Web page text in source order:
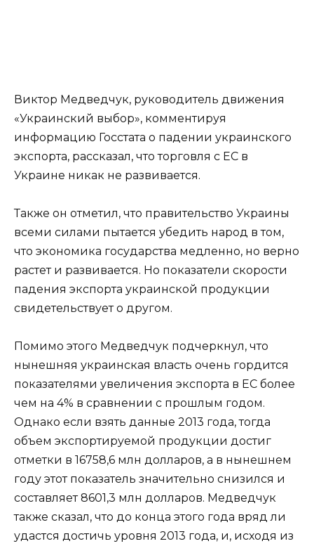
Виктор Медведчук, руководитель движения
«Украинский выбор», комментируя
информацию Госстата о падении украинского
экспорта, рассказал, что торговля с ЕС в
Украине никак не развивается.
Также он отметил, что правительство Украины
всеми силами пытается убедить народ в том,
что экономика государства медленно, но верно
растет и развивается. Но показатели скорости
падения экспорта украинской продукции
свидетельствует о другом.
Помимо этого Медведчук подчеркнул, что
нынешняя украинская власть очень гордится
показателями увеличения экспорта в ЕС более
чем на 4% в сравнении с прошлым годом.
Однако если взять данные 2013 года, тогда
объем экспортируемой продукции достиг
отметки в 16758,6 млн долларов, а в нынешнем
году этот показатель значительно снизился и
составляет 8601,3 млн долларов. Медведчук
также сказал, что до конца этого года вряд ли
удастся достичь уровня 2013 года, и, исходя из